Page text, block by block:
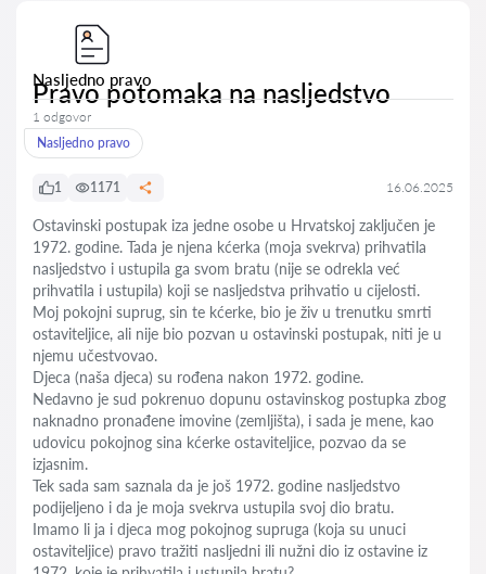
Nasljedno pravo
Pravo potomaka na nasljedstvo
1 odgovor
Nasljedno pravo
1 1171 16.06.2025
Ostavinski postupak iza jedne osobe u Hrvatskoj zaključen je
1972. godine. Tada je njena kćerka (moja svekrva) prihvatila
nasljedstvo i ustupila ga svom bratu (nije se odrekla već
prihvatila i ustupila) koji se nasljedstva prihvatio u cijelosti.
Moj pokojni suprug, sin te kćerke, bio je živ u trenutku smrti
ostaviteljice, ali nije bio pozvan u ostavinski postupak, niti je u
njemu učestvovao.
Djeca (naša djeca) su rođena nakon 1972. godine.
Nedavno je sud pokrenuo dopunu ostavinskog postupka zbog
naknadno pronađene imovine (zemljišta), i sada je mene, kao
udovicu pokojnog sina kćerke ostaviteljice, pozvao da se
izjasnim.
Tek sada sam saznala da je još 1972. godine nasljedstvo
podijeljeno i da je moja svekrva ustupila svoj dio bratu.
Imamo li ja i djeca mog pokojnog supruga (koja su unuci
ostaviteljice) pravo tražiti nasljedni ili nužni dio iz ostavine iz